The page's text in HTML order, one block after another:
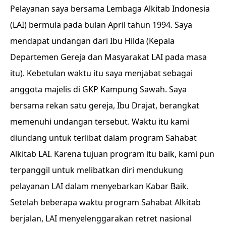
Pelayanan saya bersama Lembaga Alkitab Indonesia
(LAI) bermula pada bulan April tahun 1994. Saya
mendapat undangan dari Ibu Hilda (Kepala
Departemen Gereja dan Masyarakat LAI pada masa
itu). Kebetulan waktu itu saya menjabat sebagai
anggota majelis di GKP Kampung Sawah. Saya
bersama rekan satu gereja, Ibu Drajat, berangkat
memenuhi undangan tersebut. Waktu itu kami
diundang untuk terlibat dalam program Sahabat
Alkitab LAI. Karena tujuan program itu baik, kami pun
terpanggil untuk melibatkan diri mendukung
pelayanan LAI dalam menyebarkan Kabar Baik.
Setelah beberapa waktu program Sahabat Alkitab
berjalan, LAI menyelenggarakan retret nasional